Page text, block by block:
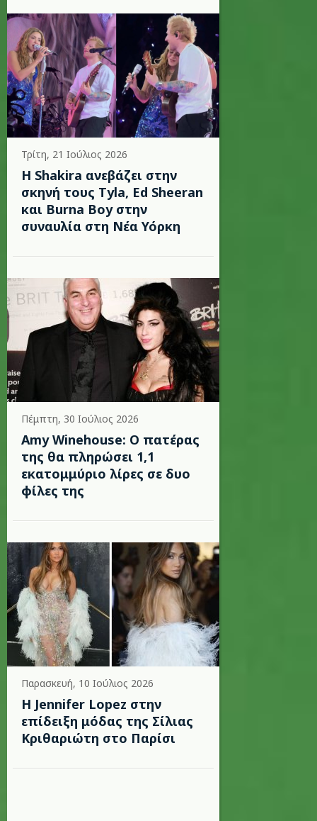
Τρίτη, 21 Ιούλιος 2026
Η Shakira ανεβάζει στην
σκηνή τους Tyla, Ed Sheeran
και Burna Boy στην
συναυλία στη Νέα Υόρκη
Πέμπτη, 30 Ιούλιος 2026
Amy Winehouse: Ο πατέρας
της θα πληρώσει 1,1
εκατομμύριο λίρες σε δυο
φίλες της
Παρασκευή, 10 Ιούλιος 2026
Η Jennifer Lopez στην
επίδειξη μόδας της Σίλιας
Κριθαριώτη στο Παρίσι